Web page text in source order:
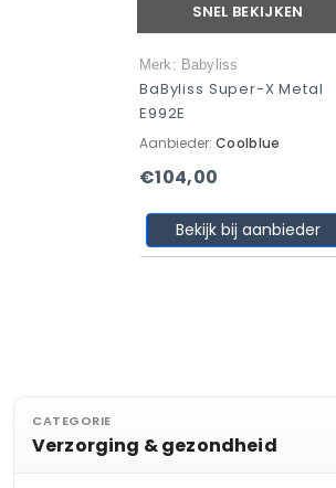
SNEL BEKIJKEN
Merk: Babyliss
BaByliss Super-X Metal
E992E
Aanbieder: Coolblue
€104,00
Bekijk bij aanbieder
CATEGORIE
Verzorging & gezondheid